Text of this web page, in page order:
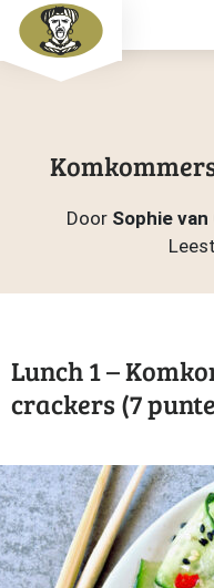
Door Sophie van
Lunch 1 –
crackers (7